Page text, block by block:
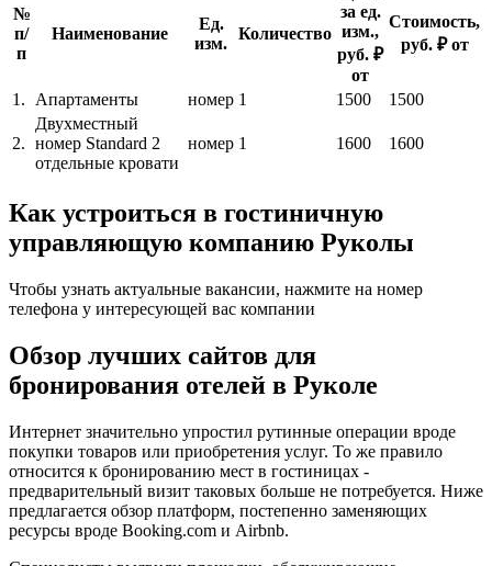
№
п/
п
Наименование
Ед.
изм.
Количество
за ед.
изм.,
руб. ₽
от
Стоимость,
руб. ₽ от
1. Апартаменты номер 1 1500 1500
2.
Двухместный
номер Standard 2
отдельные кровати
номер 1 1600 1600
Как устроиться в гостиничную
управляющую компанию Руколы
Чтобы узнать актуальные вакансии, нажмите на номер
телефона у интересующей вас компании
Обзор лучших сайтов для
бронирования отелей в Руколе
Интернет значительно упростил рутинные операции вроде
покупки товаров или приобретения услуг. То же правило
относится к бронированию мест в гостиницах -
предварительный визит таковых больше не потребуется. Ниже
предлагается обзор платформ, постепенно заменяющих
ресурсы вроде Booking.com и Airbnb.